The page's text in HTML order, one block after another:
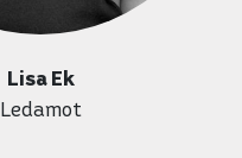
Lisa Ek
Ledamot